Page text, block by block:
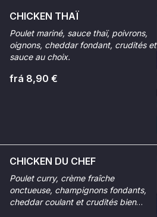
CHICKEN THAÏ
Poulet mariné, sauce thaï, poivrons,
oignons, cheddar fondant, crudités et
sauce au choix.
frá 8,90 €
CHICKEN DU CHEF
Poulet curry, crème fraîche
onctueuse, champignons fondants,
cheddar coulant et crudités bien